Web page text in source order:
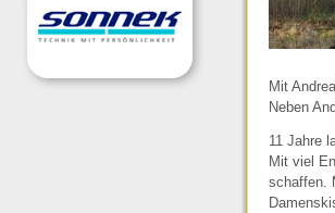
Mit
Neben
11 Jahre
Mit viel
schaffen.